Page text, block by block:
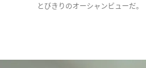
とびきりのオーシャンビューだ。